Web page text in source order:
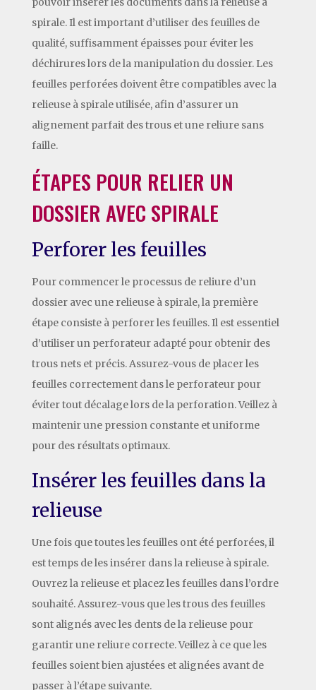
spirale. Il est important d’utiliser des feuilles de
qualité, suffisamment épaisses pour éviter les
déchirures lors de la manipulation du dossier. Les
feuilles perforées doivent être compatibles avec la
relieuse à spirale utilisée, afin d’assurer un
alignement parfait des trous et une reliure sans
faille.
ÉTAPES POUR RELIER UN
DOSSIER AVEC SPIRALE
Perforer les feuilles
Pour commencer le processus de reliure d’un
dossier avec une relieuse à spirale, la première
étape consiste à perforer les feuilles. Il est essentiel
d’utiliser un perforateur adapté pour obtenir des
trous nets et précis. Assurez-vous de placer les
feuilles correctement dans le perforateur pour
éviter tout décalage lors de la perforation. Veillez à
maintenir une pression constante et uniforme
pour des résultats optimaux.
Insérer les feuilles dans la
relieuse
Une fois que toutes les feuilles ont été perforées, il
est temps de les insérer dans la relieuse à spirale.
Ouvrez la relieuse et placez les feuilles dans l’ordre
souhaité. Assurez-vous que les trous des feuilles
sont alignés avec les dents de la relieuse pour
garantir une reliure correcte. Veillez à ce que les
feuilles soient bien ajustées et alignées avant de
passer à l’étape suivante.